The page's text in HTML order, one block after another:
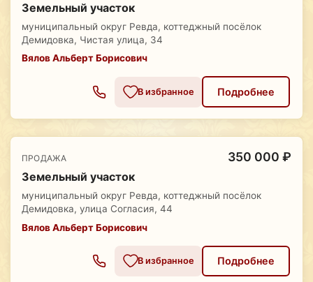
Земельный участок
муниципальный округ Ревда, коттеджный посёлок
Демидовка, Чистая улица, 34
Вялов Альберт Борисович
В избранное Подробнее
ПРОДАЖА 350 000 ₽
Земельный участок
муниципальный округ Ревда, коттеджный посёлок
Демидовка, улица Согласия, 44
Вялов Альберт Борисович
В избранное Подробнее